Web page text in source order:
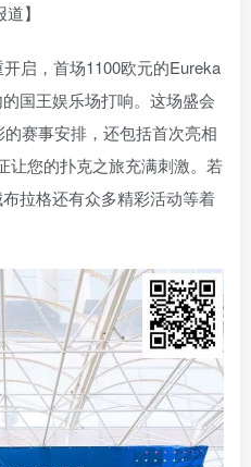
】
启，首场1100欧元的Eureka
国王娱乐场打响。这场盛会
赛事安排，还包括首次亮相
让您的扑克之旅充满刺激。若
拉格还有众多精彩活动等着